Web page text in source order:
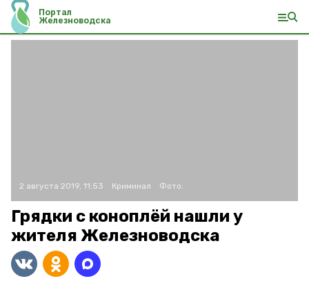
Портал
Железноводска
2 августа 2019, 11:53 Криминал Фото:
Грядки с коноплёй нашли у
жителя Железноводска